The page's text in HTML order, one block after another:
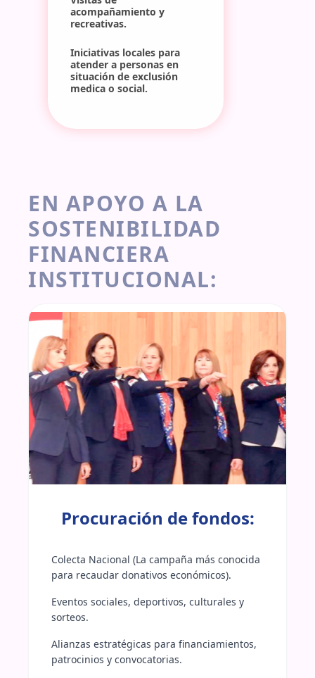
acompañamiento y
recreativas.
Iniciativas locales para
atender a personas en
situación de exclusión
medica o social.
EN APOYO A LA
SOSTENIBILIDAD
FINANCIERA
INSTITUCIONAL:
Procuración de fondos:
Colecta Nacional (La campaña más conocida
para recaudar donativos económicos).
Eventos sociales, deportivos, culturales y
sorteos.
Alianzas estratégicas para financiamientos,
patrocinios y convocatorias.